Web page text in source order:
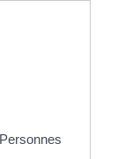
Personnes